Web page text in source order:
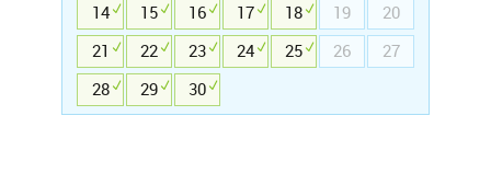
14
15 16 17 18 19
20
21
22 23 24 25 26
27
28
29 30